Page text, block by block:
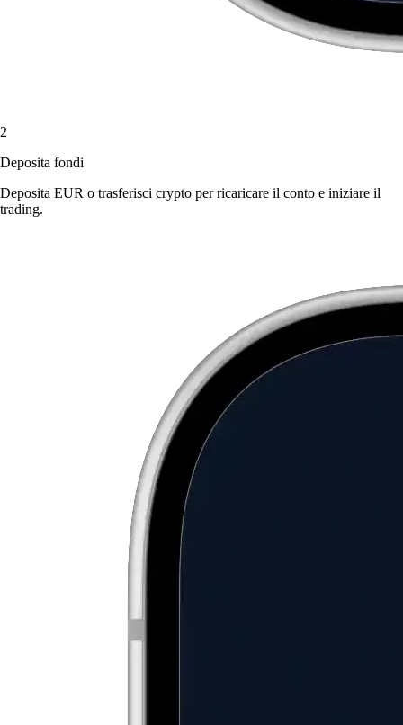
2
Deposita fondi
Deposita EUR o trasferisci crypto per ricaricare il conto e iniziare il
trading.